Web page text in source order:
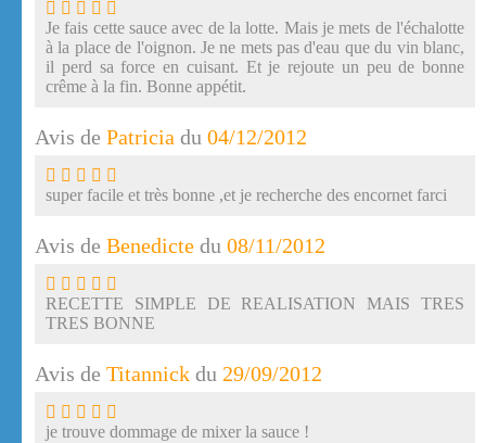
Je fais cette sauce avec de la lotte. Mais je mets de l'échalotte
à la place de l'oignon. Je ne mets pas d'eau que du vin blanc,
il perd sa force en cuisant. Et je rejoute un peu de bonne
crême à la fin. Bonne appétit.
Avis de Patricia du 04/12/2012
super facile et très bonne ,et je recherche des encornet farci
Avis de Benedicte du 08/11/2012
RECETTE SIMPLE DE REALISATION MAIS TRES
TRES BONNE
Avis de Titannick du 29/09/2012
je trouve dommage de mixer la sauce !